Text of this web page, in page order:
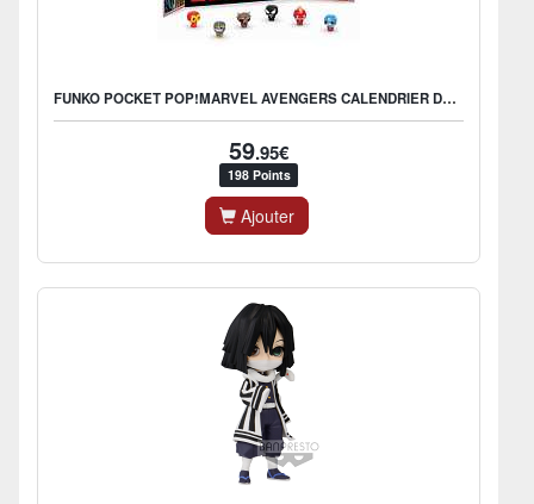
FUNKO POCKET POP!MARVEL AVENGERS CALENDRIER DE L'AVENT
59.95€
198 Points
Ajouter